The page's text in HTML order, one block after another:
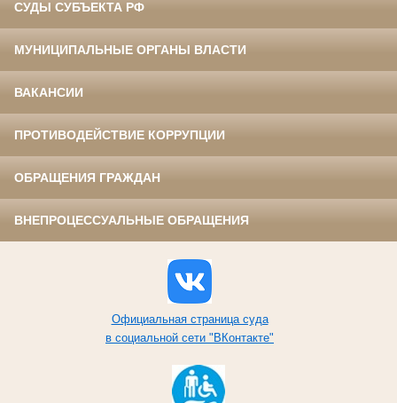
СУДЫ СУБЪЕКТА РФ
МУНИЦИПАЛЬНЫЕ ОРГАНЫ ВЛАСТИ
ВАКАНСИИ
ПРОТИВОДЕЙСТВИЕ КОРРУПЦИИ
ОБРАЩЕНИЯ ГРАЖДАН
ВНЕПРОЦЕССУАЛЬНЫЕ ОБРАЩЕНИЯ
Официальная страница суда
в социальной сети "ВКонтакте"